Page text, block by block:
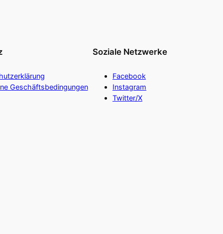
Geschäftsbedingungen
Soziale Netzwerke
Facebook
Instagram
Twitter/X